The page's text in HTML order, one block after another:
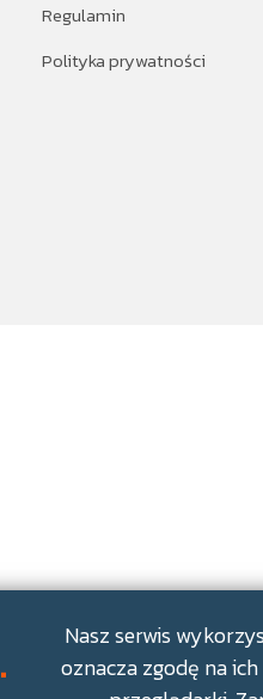
Regulamin
Polityka prywatności
.
Nasz serwis
oznacza zgodę na